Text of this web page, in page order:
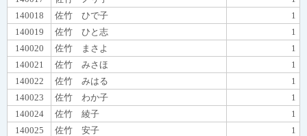
140018
佐竹 ひで子
1
140019
佐竹 ひと志
1
140020
佐竹 まさよ
1
140021
佐竹 みさほ
1
140022
佐竹 みはる
1
140023
佐竹 わか子
1
140024
佐竹 綾子
1
140025
佐竹 安子 1